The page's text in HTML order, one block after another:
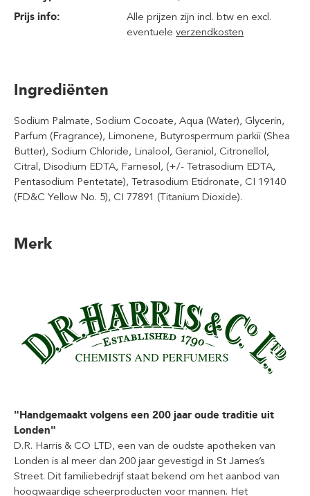
Prijs info:
Alle prijzen zijn incl. btw en excl.
eventueleverzendkosten
Ingrediënten
Sodium Palmate, Sodium Cocoate, Aqua (Water), Glycerin,
Parfum (Fragrance), Limonene, Butyrospermum parkii (Shea
Butter), Sodium Chloride, Linalool, Geraniol, Citronellol,
Citral, Disodium EDTA, Farnesol, (+/- Tetrasodium EDTA,
Pentasodium Pentetate), Tetrasodium Etidronate, CI 19140
(FD&C Yellow No. 5), CI 77891 (Titanium Dioxide).
Merk
"Handgemaakt volgens een 200 jaar oude traditie uit
Londen"
D.R. Harris & CO LTD, een van de oudste apotheken van
Londen is al meer dan 200 jaar gevestigd in St James’s
Street. Dit familiebedrijf staat bekend om het aanbod van
hoogwaardige scheerproducten voor mannen. Het